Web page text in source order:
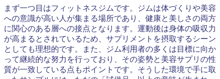
まず一つ目はフィットネスジムです。ジムは体づくりや美容
への意識が高い人が集まる場所であり、健康と美しさの両方
に関心のある層への接点となります。運動後は身体の吸収力
が高まるとされているため、サプリメントを摂取するシーン
としても理想的です。また、ジム利用者の多くは目標に向か
って継続的な努力を行っており、その姿勢と美容サプリの性
質が一致している点もポイントです。そうした環境で手に取